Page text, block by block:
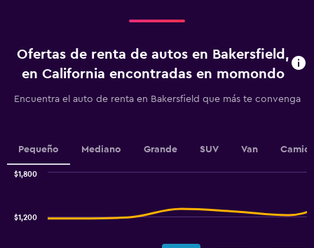
The
chart
1
values.
Range:
0
Ofertas de renta de autos en Bakersfield,
en California encontradas en momondo
Encuentra el auto de renta en Bakersfield que más te convenga
Pequeño Mediano Grande SUV Van
$1,200
$1,800